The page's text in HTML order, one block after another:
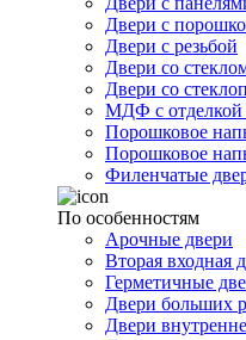
Двери с
Двери с резьбой
Двери со
Двери со
МДФ с
Порошковое
Порошковое
Филенчатые
По особенностям
Арочные двери
Вторая входная
Герметичные
Двери больших
Двери